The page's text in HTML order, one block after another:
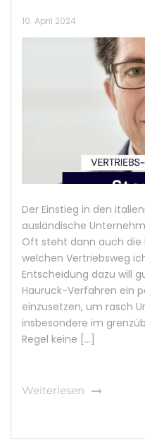
10. April 2024
Der Einstieg in den
ausländische
Oft steht dann auch die
welchen Vertriebsweg
Entscheidung dazu will
Hauruck-Verfahren ein
einzusetzen, um rasch
insbesondere im
Regel keine […]
Weiterlesen